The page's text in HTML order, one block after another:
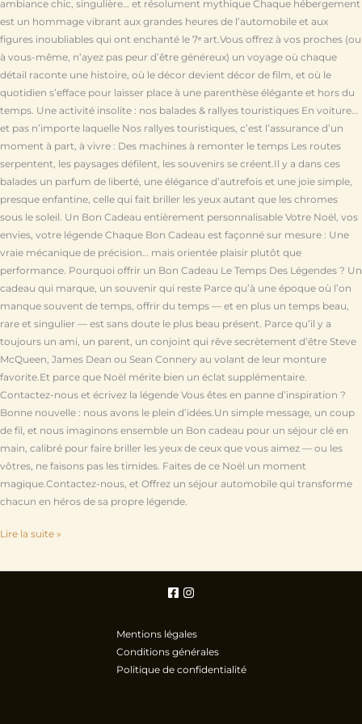
ambiance chic, singulière… et résolument mythique Chaque hébergement
est un hommage vibrant aux grandes heures de l’automobile et aux
figures inoubliables qui ont enchanté le 7ᵉ art.Vous offrez à vos proches (ou
à vous-même, n’ayez pas peur d’être généreux) un voyage où chaque
détail raconte une histoire, où le décor devient décor de film, et où le
quotidien s’efface pour laisser place à une parenthèse élégante et hors du
temps. Une activité insolite : nos balades & rallyes touristiques En voiture…
et pas n’importe laquelle Nos rallyes touristiques, c’est l’assurance d’un
moment à part, à vivre : Des machines à remonter le temps Les routes
serpentent, les paysages défilent, les souvenirs se créent.Il y a dans ces
balades un parfum de liberté, une élégance d’autrefois et une joie simple,
presque enfantine, celle qui fait briller les yeux autant que les chromes
sous le soleil. Un Bon Cadeau entièrement personnalisable Votre Noël, vos
envies, votre légende Chaque Bon Cadeau est façonné sur mesure : Une
vraie mécanique de précision… mais orientée plaisir plutôt que
performance. Pourquoi offrir un Bon Cadeau Le Temps Des Légendes ? Un
cadeau qui marque, un souvenir qui reste Parce qu’à une époque où l’on
manque souvent de temps, offrir du temps — et en plus un temps beau,
rare et singulier — est sans doute le plus beau présent. Parce qu’il y a
toujours un ami, un parent, un conjoint qui rêve secrètement d’être Steve
McQueen, James Dean ou Sean Connery au volant de leur monture
favorite.Et parce que Noël mérite bien un éclat supplémentaire.
Contactez-nous et écrivez la légende Vous êtes en panne d’inspiration ?
Bonne nouvelle : nous avons le plein d’idées.Un simple message, un coup
de fil, et nous imaginons ensemble un Bon cadeau pour un séjour clé en
main, calibré pour faire briller les yeux de ceux que vous aimez — ou les
vôtres, ne faisons pas les timides. Faites de ce Noël un moment
magique.Contactez-nous, et Offrez un séjour automobile qui transforme
chacun en héros de sa propre légende.
Lire la suite »
Mentions légales
Conditions générales
Politique de confidentialité